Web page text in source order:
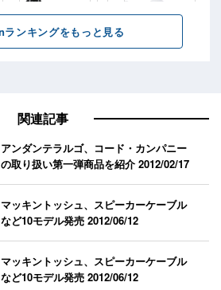
関連記事
アンダンテラルゴ、コード・カンパニー
の取り扱い第一弾商品を紹介2012/02/17
マッキントッシュ、スピーカーケーブル
など10モデル発売2012/06/12
マッキントッシュ、スピーカーケーブル
など10モデル発売2012/06/12